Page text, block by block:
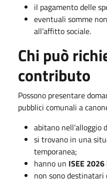
il pagamento delle
eventuali somme
all’affitto sociale.
Chi può
contributo
Possono presentare
pubblici comunali a
abitano nell’alloggio
si trovano in una
temporanea;
hanno un ISEE
non sono